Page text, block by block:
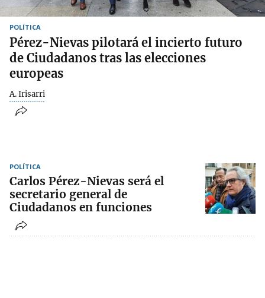
POLÍTICA
Pérez-Nievas pilotará el incierto futuro
de Ciudadanos tras las elecciones
europeas
A. Irisarri
POLÍTICA
Carlos Pérez-Nievas será el
secretario general de
Ciudadanos en funciones